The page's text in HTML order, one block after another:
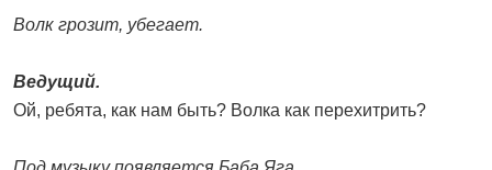
Волк грозит, убегает.
Ведущий.
Ой, ребята, как нам быть? Волка как перехитрить?